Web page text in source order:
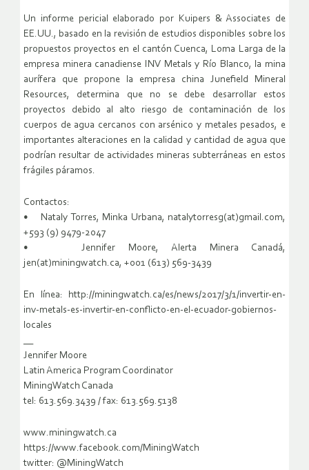
Un informe pericial elaborado por Kuipers & Associates de
EE.UU., basado en la revisión de estudios disponibles sobre los
propuestos proyectos en el cantón Cuenca, Loma Larga de la
empresa minera canadiense INV Metals y Río Blanco, la mina
aurífera que propone la empresa china Junefield Mineral
Resources, determina que no se debe desarrollar estos
proyectos debido al alto riesgo de contaminación de los
cuerpos de agua cercanos con arsénico y metales pesados, e
importantes alteraciones en la calidad y cantidad de agua que
podrían resultar de actividades mineras subterráneas en estos
frágiles páramos.
Contactos:
• Nataly Torres, Minka Urbana, natalytorresg(at)gmail.com,
+593 (9) 9479-2047
• Jennifer Moore, Alerta Minera Canadá,
jen(at)miningwatch.ca, +001 (613) 569-3439
En línea: http://miningwatch.ca/es/news/2017/3/1/invertir-en-
inv-metals-es-invertir-en-conflicto-en-el-ecuador-gobiernos-
locales
Jennifer Moore
Latin America Program Coordinator
MiningWatch Canada
tel: 613.569.3439 / fax: 613.569.5138
www.miningwatch.ca
https://www.facebook.com/MiningWatch
twitter: @MiningWatch